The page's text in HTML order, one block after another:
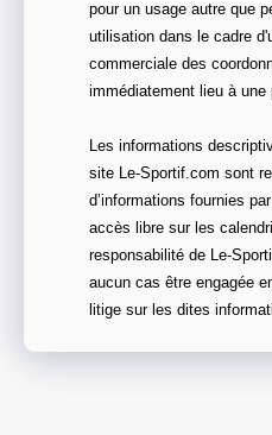
pour un usage autre que
utilisation dans le cadre
commerciale des
immédiatement lieu à une
Les informations
site Le-Sportif.com sont
d’informations fournies
accès libre sur les
responsabilité de Le-
aucun cas être engagée
litige sur les dites